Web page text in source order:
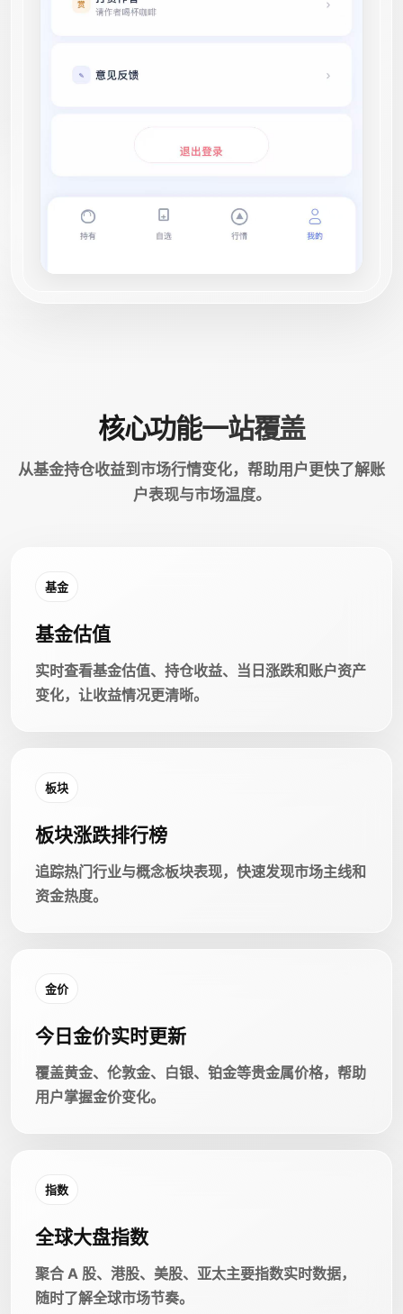
核心功能一站覆盖
从基金持仓收益到市场行情变化，帮助用户更快了解账
户表现与市场温度。
基金
基金估值
实时查看基金估值、持仓收益、当日涨跌和账户资产
变化，让收益情况更清晰。
板块
板块涨跌排行榜
追踪热门行业与概念板块表现，快速发现市场主线和
资金热度。
金价
今日金价实时更新
覆盖黄金、伦敦金、白银、铂金等贵金属价格，帮助
用户掌握金价变化。
指数
全球大盘指数
聚合 A 股、港股、美股、亚太主要指数实时数据，
随时了解全球市场节奏。